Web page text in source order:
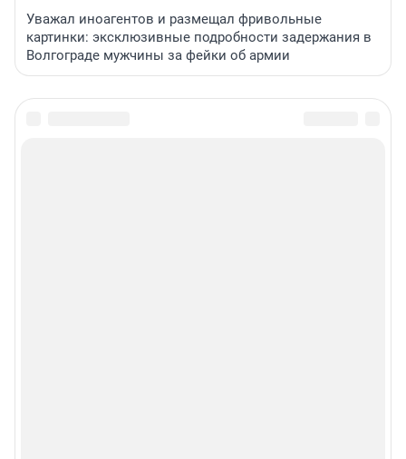
Уважал иноагентов и размещал фривольные
картинки: эксклюзивные подробности задержания в
Волгограде мужчины за фейки об армии